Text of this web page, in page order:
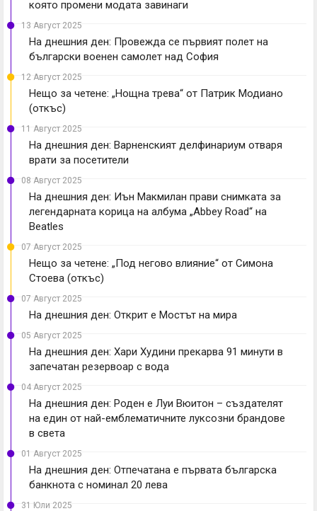
която промени модата завинаги
13 Август 2025
На днешния ден: Провежда се първият полет на
български военен самолет над София
12 Август 2025
Нещо за четене: „Нощна трева“ от Патрик Модиано
(откъс)
11 Август 2025
На днешния ден: Варненският делфинариум отваря
врати за посетители
08 Август 2025
На днешния ден: Иън Макмилан прави снимката за
легендарната корица на албума „Abbey Road“ на
Beatles
07 Август 2025
Нещо за четене: „Под негово влияние“ от Симона
Стоева (откъс)
07 Август 2025
На днешния ден: Открит е Мостът на мира
05 Август 2025
На днешния ден: Хари Худини прекарва 91 минути в
запечатан резервоар с вода
04 Август 2025
На днешния ден: Роден е Луи Вюитон – създателят
на един от най-емблематичните луксозни брандове
в света
01 Август 2025
На днешния ден: Отпечатана е първата българска
банкнота с номинал 20 лева
31 Юли 2025